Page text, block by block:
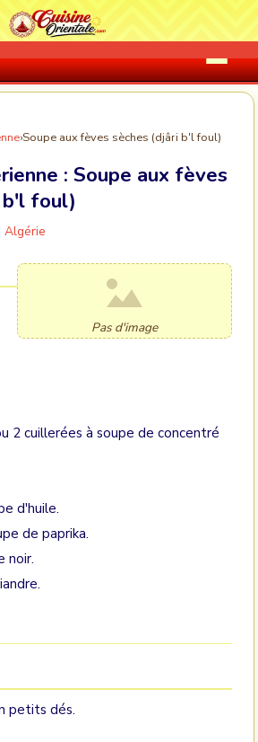
›Soupe aux fèves sèches (djâri b'l foul)
: Soupe aux fèves
b'l foul)
Algérie
Pas d'image
2 cuillerées à soupe de concentré
d'huile.
de paprika.
noir.
petits dés.